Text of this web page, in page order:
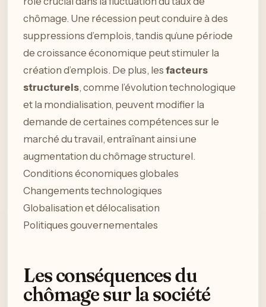
chômage. Une récession peut conduire à des
suppressions d’emplois, tandis qu’une période
de croissance économique peut stimuler la
création d’emplois. De plus, les facteurs
structurels, comme l’évolution technologique
et la mondialisation, peuvent modifier la
demande de certaines compétences sur le
marché du travail, entraînant ainsi une
augmentation du chômage structurel.
Conditions économiques globales
Changements technologiques
Globalisation et délocalisation
Politiques gouvernementales
Les conséquences du
chômage sur la société